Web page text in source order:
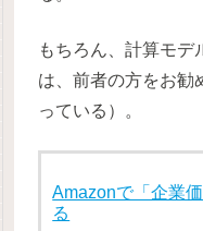
もちろん、計算モデ
は、前者の方をお勧
っている）。
Amazonで「企業
る